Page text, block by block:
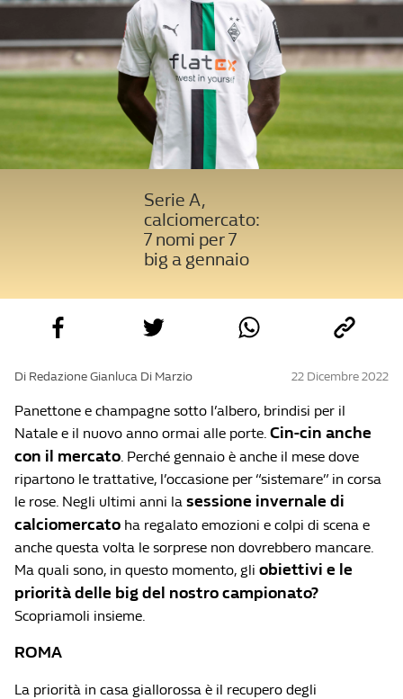
Serie A,
calciomercato:
7 nomi per 7
big a gennaio
Di Redazione Gianluca Di Marzio 22 Dicembre 2022
Panettone e champagne sotto l’albero, brindisi per il
Natale e il nuovo anno ormai alle porte. Cin-cin anche
con il mercato. Perché gennaio è anche il mese dove
ripartono le trattative, l’occasione per “sistemare” in corsa
le rose. Negli ultimi anni la sessione invernale di
calciomercato ha regalato emozioni e colpi di scena e
anche questa volta le sorprese non dovrebbero mancare.
Ma quali sono, in questo momento, gli obiettivi e le
priorità delle big del nostro campionato?
Scopriamoli insieme.
ROMA
La priorità in casa giallorossa è il recupero degli